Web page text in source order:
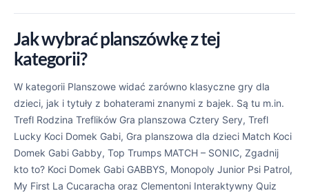
Jak wybrać planszówkę z tej
kategorii?
W kategorii Planszowe widać zarówno klasyczne gry dla
dzieci, jak i tytuły z bohaterami znanymi z bajek. Są tu m.in.
Trefl Rodzina Treflików Gra planszowa Cztery Sery, Trefl
Lucky Koci Domek Gabi, Gra planszowa dla dzieci Match Koci
Domek Gabi Gabby, Top Trumps MATCH – SONIC, Zgadnij
kto to? Koci Domek Gabi GABBYS, Monopoly Junior Psi Patrol,
My First La Cucaracha oraz Clementoni Interaktywny Quiz